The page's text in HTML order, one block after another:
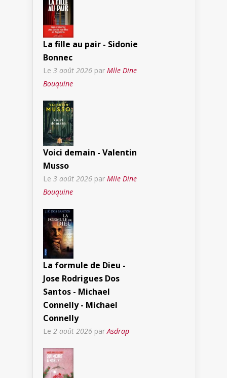
La fille au pair - Sidonie
Bonnec
Le 3 août 2026 par Mlle Dine
Bouquine
Voici demain - Valentin
Musso
Le 3 août 2026 par Mlle Dine
Bouquine
La formule de Dieu -
Jose Rodrigues Dos
Santos - Michael
Connelly - Michael
Connelly
Le 2 août 2026 parAsdrap